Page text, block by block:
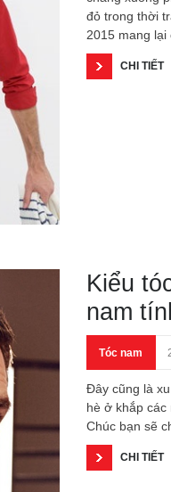
đỏ trong thời
2015 mang lại
CHI TIẾT
Kiểu
nam
Tóc nam
Đây cũng là
hè ở khắp các
Chúc bạn sẽ
CHI TIẾT